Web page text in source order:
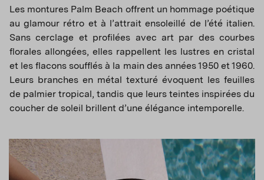
Les montures Palm Beach offrent un hommage poétique
au glamour rétro et à l’attrait ensoleillé de l’été italien.
Sans cerclage et profilées avec art par des courbes
florales allongées, elles rappellent les lustres en cristal
et les flacons soufflés à la main des années 1950 et 1960.
Leurs branches en métal texturé évoquent les feuilles
de palmier tropical, tandis que leurs teintes inspirées du
coucher de soleil brillent d’une élégance intemporelle.